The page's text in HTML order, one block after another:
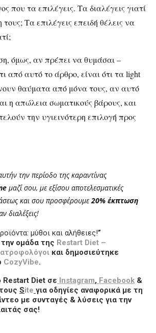
που τα επιλέγεις. Τα διαλέγεις γιατί
τους; Τα επιλέγεις επειδή θέλεις να
όμως, αν πρέπει να θυμάσαι –
από αυτό το άρθρο, είναι ότι τα light
θαύματα από μόνα τους, αν αυτό
η απώλεια σωματικούς βάρους, και
την υγιεινότερη επιλογή προς
την περίοδο της καραντίνας
μαζί σου, με εξίσου αποτελεσματικές
και σου προσφέρουμε20% έκπτωση
διαλέξεις!
μύθοι και αλήθειες!”
ομάδα της Restart Diet –
και δημοσιεύτηκε
CozyVibe.
Diet σε Instagram, Facebook &
Site για οδηγίες αναφορικά με τη
με συνταγές & λύσεις για την
σας!